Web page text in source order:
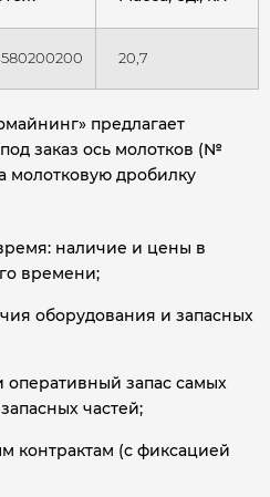
20,7
предлагает
заказ ось молотков (№
молотковую дробилку
наличие и цены в
времени;
оборудования и запасных
оперативный запас самых
частей;
контрактам (с фиксацией